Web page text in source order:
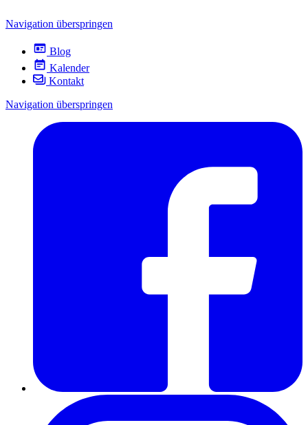
Navigation überspringen
Blog
Kalender
Kontakt
Navigation überspringen